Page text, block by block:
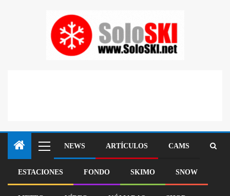
NEWS ARTÍCULOS CAMS
ESTACIONES FONDO SKIMO SNOW